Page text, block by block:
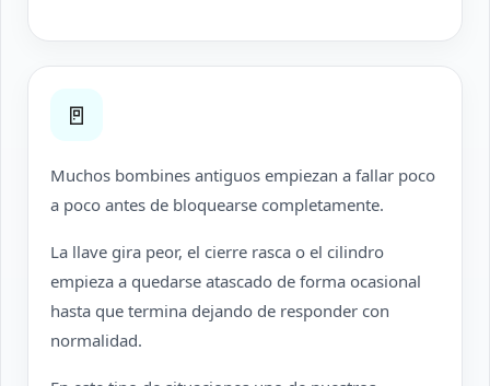
🚪
Muchos bombines antiguos empiezan a fallar poco
a poco antes de bloquearse completamente.
La llave gira peor, el cierre rasca o el cilindro
empieza a quedarse atascado de forma ocasional
hasta que termina dejando de responder con
normalidad.